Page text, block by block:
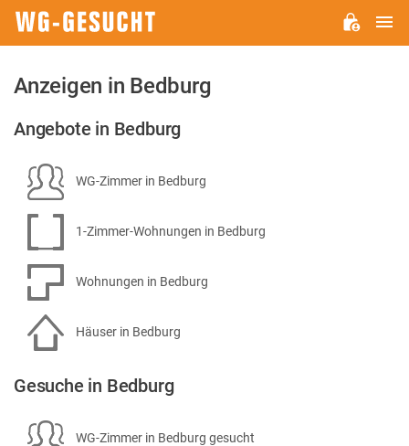
Anzeigen in Bedburg
Angebote in Bedburg
WG-Zimmer in Bedburg
1-Zimmer-Wohnungen in Bedburg
Wohnungen in Bedburg
Häuser in Bedburg
Gesuche in Bedburg
WG-Zimmer in Bedburg gesucht